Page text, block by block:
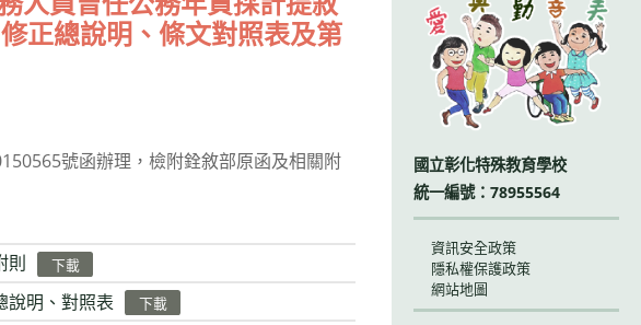
正總說明、條文對照表及第
號函辦理，檢附銓敘部原函及相關附
則 下載
說明、對照表 下載
國立彰化特殊教育學校
統一編號：78955564
資訊安全政策
隱私權保護政策
網站地圖